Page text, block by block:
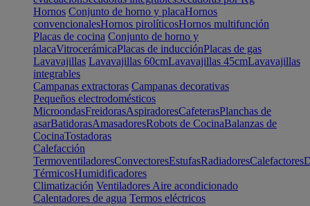
Hornos Conjunto de horno y placaHornos
convencionalesHornos pirolíticosHornos multifunción
Placas de cocina Conjunto de horno y
placaVitrocerámicaPlacas de inducciónPlacas de gas
Lavavajillas Lavavajillas 60cmLavavajillas 45cmLavavajillas
integrables
Campanas extractoras Campanas decorativas
Pequeños electrodomésticos
MicroondasFreidorasAspiradoresCafeterasPlanchas de
asarBatidorasAmasadoresRobots de CocinaBalanzas de
CocinaTostadoras
Calefacción
TermoventiladoresConvectoresEstufasRadiadoresCalefactores
TérmicosHumidificadores
Climatización Ventiladores Aire acondicionado
Calentadores de agua Termos eléctricos